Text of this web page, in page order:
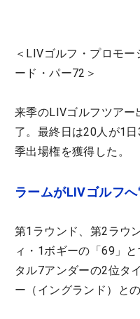
＜LIVゴルフ・プロモ
ード・パー72＞
来季のLIVゴルフツア
了。最終日は20人が1
季出場権を獲得した。
ラームがLIVゴルフへ
第1ラウンド、第2ラウ
ィ・1ボギーの「69」
タル7アンダーの2位タ
ー（イングランド）と